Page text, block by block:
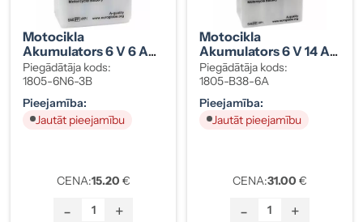
Motocikla
Akumulators 6 V 6 Ah
99×57×112/122 Mm -/+
Piegādātāja kods:
1805-6N6-3B
Pieejamība:
Jautāt pieejamību
CENA:15.20 €
- +
Motocikla
Akumulators 6 V 14 Ah
119×83×161 Mm -/+
Piegādātāja kods:
1805-B38-6A
Pieejamība:
Jautāt pieejamību
CENA:31.00 €
- +